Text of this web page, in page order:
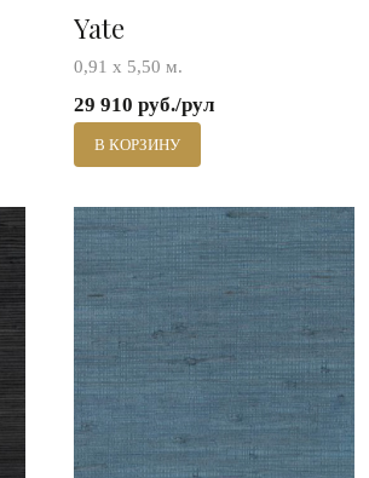
Yate
0,91 х 5,50 м.
29 910 руб./рул
В КОРЗИНУ